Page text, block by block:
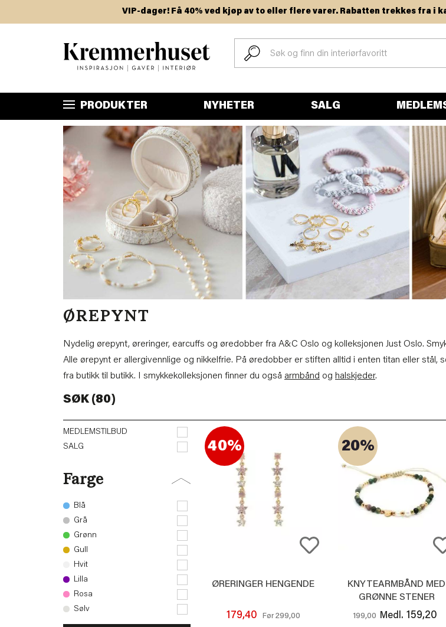
til
VIP-dager! Få 40% ved kjøp av to eller flere varer. Rabatten trekkes fra i kassen.
PRODUKTER NYHETER SALG
ØREPYNT
Nydelig ørepynt, øreringer, earcuffs og øredobber fra A&C Oslo og kolleksjonen Just Oslo.
Alle ørepynt er allergivennlige og nikkelfrie. På øredobber er stiften alltid i enten titan eller
fra butikk til butikk. I smykkekolleksjonen finner du også armbånd og halskjeder.
MEDLEMSTILBUD
SALG
Farge
Blå
Grå
Grønn
Gull
Hvit
Lilla
Rosa
Sølv
SØK (80)
40%
ØRERINGER HENGENDE
179,40 Før299,00
20%
KNYTEARMBÅND MED
GRØNNE STENER
199,00 Medl. 159,20